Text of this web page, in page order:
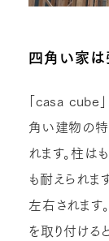
四角い家
「casa cube
角い建物の
れます。柱は
も耐えられま
左右されます
を取り付ける